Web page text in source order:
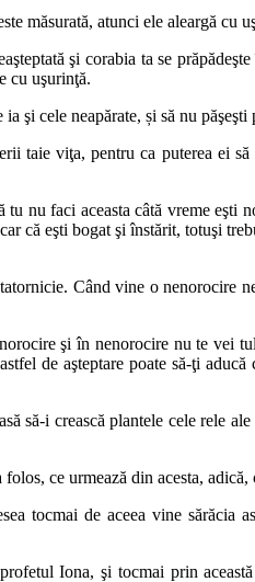
măsurată, atunci ele aleargă cu
şi corabia ta se
cu uşurinţă.
şi cele neapărate, și să nu
taie viţa, pentru ca puterea ei
nu faci aceasta câtă vreme eşti
că eşti bogat şi înstărit, totuşi
Când vine o nenorocire
şi în nenorocire nu te vei
de aşteptare poate să-ţi
să-i crească plantele cele rele
ce urmează din acesta,
tocmai de aceea vine sărăcia
Iona, şi tocmai prin